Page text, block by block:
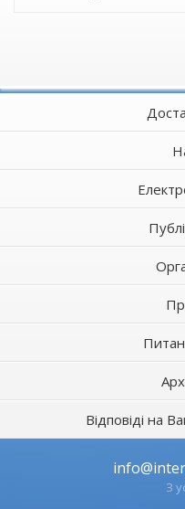
Відповіді на
З